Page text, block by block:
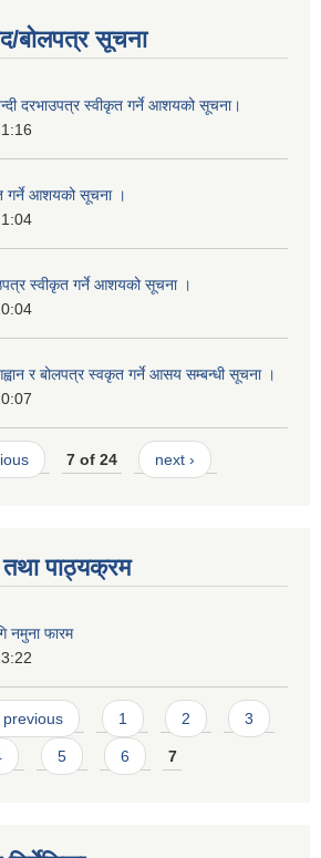
बोलपत्र सूचना
दरभाउपत्र स्वीकृत गर्ने आशयको सूचना।
गर्ने आशयको सूचना ।
स्वीकृत गर्ने आशयको सूचना ।
र बोलपत्र स्वकृत गर्ने आसय सम्बन्धी सूचना ।
7 of 24 next ›
पाठ्यक्रम
नमुना फारम
previous 1 2 3
5 6 7